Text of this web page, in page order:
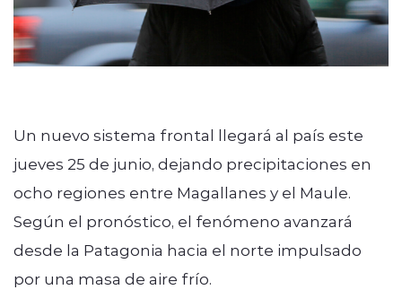
Un nuevo sistema frontal llegará al país este
jueves 25 de junio, dejando precipitaciones en
ocho regiones entre Magallanes y el Maule.
Según el pronóstico, el fenómeno avanzará
desde la Patagonia hacia el norte impulsado
por una masa de aire frío.